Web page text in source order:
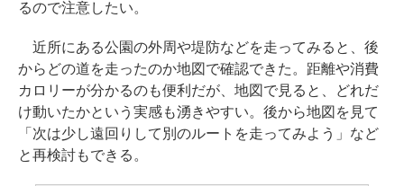
るので注意したい。
近所にある公園の外周や堤防などを走ってみると、後
からどの道を走ったのか地図で確認できた。距離や消費
カロリーが分かるのも便利だが、地図で見ると、どれだ
け動いたかという実感も湧きやすい。後から地図を見て
「次は少し遠回りして別のルートを走ってみよう」など
と再検討もできる。